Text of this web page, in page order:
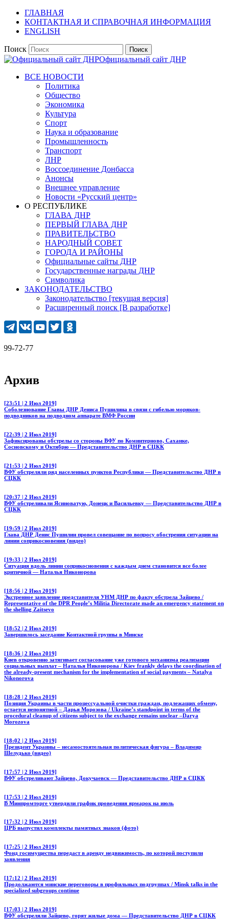
ГЛАВНАЯ
КОНТАКТНАЯ И СПРАВОЧНАЯ ИНФОРМАЦИЯ
ENGLISH
Поиск
Официальный сайт ДНР
ВСЕ НОВОСТИ
Политика
Общество
Экономика
Культура
Спорт
Наука и образование
Промышленность
Транспорт
ЛНР
Воссоединение Донбасса
Анонсы
Внешнее управление
Новости «Русский центр»
О РЕСПУБЛИКЕ
ГЛАВА ДНР
ПЕРВЫЙ ГЛАВА ДНР
ПРАВИТЕЛЬСТВО
НАРОДНЫЙ СОВЕТ
ГОРОДА И РАЙОНЫ
Официальные сайты ДНР
Государственные награды ДНР
Символика
ЗАКОНОДАТЕЛЬСТВО
Законодательство [текущая версия]
Расширенный поиск [В разработке]
72-77
Архив
[23:51 | 2 Июл 2019]
Соболезнование Главы ДНР Дениса Пушилина в связи с гибелью моряков-
подводников на подводном аппарате ВМФ России
[22:39 | 2 Июл 2019]
Зафиксированы обстрелы со стороны ВФУ по Коминтерново, Саханке,
Сосновскому и Октябрю — Представительство ДНР в СЦКК
[21:53 | 2 Июл 2019]
ВФУ обстреляли ряд населенных пунктов Республики — Представительство ДНР в
СЦКК
[20:37 | 2 Июл 2019]
ВФУ обстреливали Ясиноватую, Донецк и Васильевку — Представительство ДНР в
СЦКК
[19:59 | 2 Июл 2019]
Глава ДНР Денис Пушилин провел совещание по вопросу обострения ситуации на
линии соприкосновения (видео)
[19:33 | 2 Июл 2019]
Ситуация вдоль линии соприкосновения с каждым днем становится все более
критичной — Наталья Никонорова
[18:56 | 2 Июл 2019]
Экстренное заявление представителя УНМ ДНР по факту обстрела Зайцево /
Representative of the DPR People’s Militia Directorate made an emergency statement on
the shelling Zaitsevo
[18:52 | 2 Июл 2019]
Завершилось заседание Контактной группы в Минске
[18:36 | 2 Июл 2019]
Киев откровенно затягивает согласование уже готового механизма реализации
социальных выплат – Наталья Никонорова / Kiev frankly delays the coordination of
the already-present mechanism for the implementation of social payments – Natalya
Nikonorova
[18:28 | 2 Июл 2019]
Позиция Украины в части процессуальной очистки граждан, подлежащих обмену,
остается непонятной – Дарья Морозова / Ukraine’s standpoint in terms of the
procedural cleanup of citizens subject to the exchange remains unclear –Darya
Morozova
[18:02 | 2 Июл 2019]
Президент Украины – несамостоятельная политическая фигура – Владимир
Шелудько (видео)
[17:57 | 2 Июл 2019]
ВФУ обстреливают Зайцево, Докучаевск — Представительство ДНР в СЦКК
[17:53 | 2 Июл 2019]
В Минпромторге утвердили график проведения ярмарок на июль
[17:32 | 2 Июл 2019]
ЦРБ выпустил комплекты памятных знаков (фото)
[17:25 | 2 Июл 2019]
Фонд госимущества передаст в аренду недвижимость, по которой поступили
заявления
[17:12 | 2 Июл 2019]
Продолжаются минские переговоры в профильных подгруппах / Minsk talks in the
specialized subgroups continue
[17:03 | 2 Июл 2019]
ВФУ обстреляли Зайцево, горят жилые дома — Представительство ДНР в СЦКК